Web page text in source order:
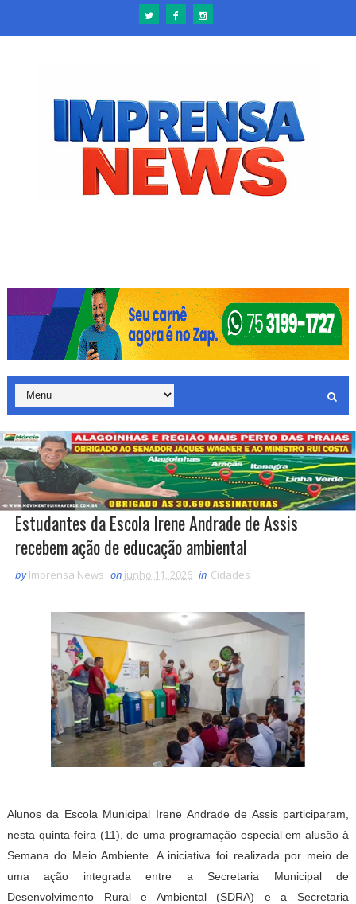
Estudantes da Escola Irene Andrade de Assis
recebem ação de educação ambiental
by Imprensa News on junho 11, 2026 in Cidades
Alunos da Escola Municipal Irene Andrade de Assis participaram,
nesta quinta-feira (11), de uma programação especial em alusão à
Semana do Meio Ambiente. A iniciativa foi realizada por meio de
uma ação integrada entre a Secretaria Municipal de
Desenvolvimento Rural e Ambiental (SDRA) e a Secretaria